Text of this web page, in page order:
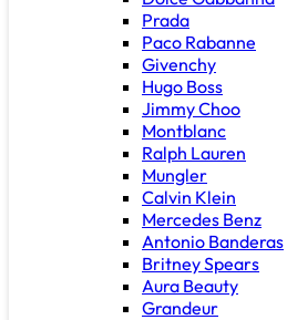
Prada
Paco Rabanne
Givenchy
Hugo Boss
Jimmy Choo
Montblanc
Ralph Lauren
Mungler
Calvin Klein
Mercedes Benz
Antonio Banderas
Britney Spears
Aura Beauty
Grandeur